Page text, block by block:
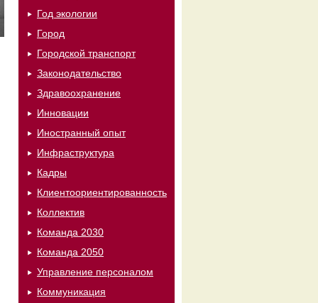
Год экологии
Город
Городской транспорт
Законодательство
Здравоохранение
Инновации
Иностранный опыт
Инфраструктура
Кадры
Клиентоориентированность
Коллектив
Команда 2030
Команда 2050
Управление персоналом
Коммуникация